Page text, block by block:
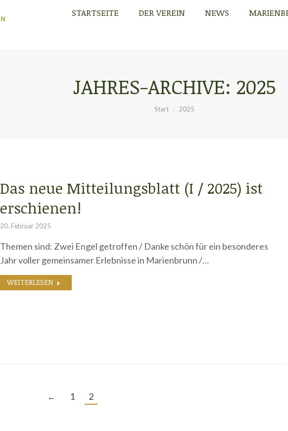
STARTSEITE DER VEREIN NEWS
JAHRES-ARCHIVE: 2025
Sie befinden sich hier:
Start 2025
Das neue Mitteilungsblatt (I / 2025) ist
erschienen!
20. Februar 2025
Themen sind: Zwei Engel getroffen / Danke schön für ein besonderes
Jahr voller gemeinsamer Erlebnisse in Marienbrunn /…
WEITERLESEN
← 1 2
STARTSEITE DER VEREIN NEWS